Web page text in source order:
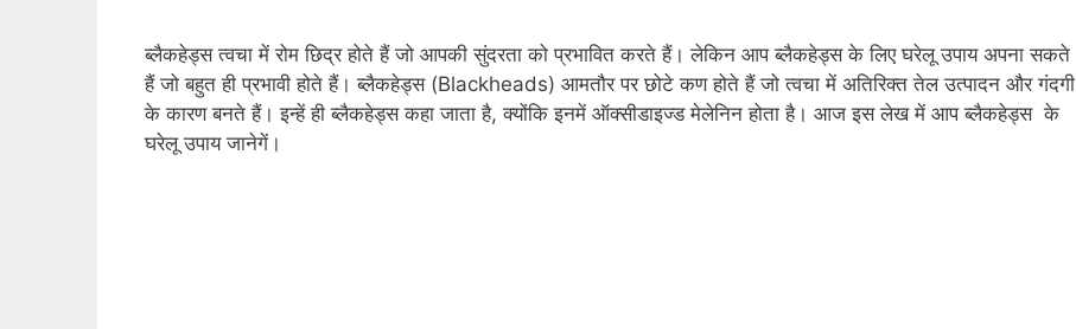
ब्लैकहेड्स त्‍वचा में रोम छिद्र होते हैं जो आपकी सुंदरता को प्रभावित करते हैं। लेकिन आप ब्लैकहेड्स के लिए घरेलू उपाय अपना सकते
हैं जो बहुत ही प्रभावी होते हैं। ब्‍लैकहेड्स (Blackheads) आमतौर पर छोटे कण होते हैं जो त्‍वचा में अतिरिक्‍त तेल उत्‍पादन और गंदगी
के कारण बनते हैं। इन्‍हें ही ब्‍लैकहेड्स कहा जाता है, क्‍योंकि इनमें ऑक्‍सीडाइज्‍ड मेलेनिन होता है। आज इस लेख में आप ब्‍लैकहेड्स के
घरेलू उपाय जानेगें।